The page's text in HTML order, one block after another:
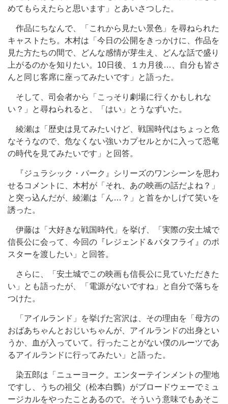
めてもらえたらと思います」とあいさつした。
作品にちなんで、「これから見たい景色」を尋ねられた
キャストたち。木村は「今日の公開をきっかけに、作品を
見た方たちの間で、どんな感情が芽生え、どんな話で盛り
上がるのかを知りたい。10日後、１カ月後…、自分も皆さ
んと同じ客席に座ってみたいです」と語った。
そして、司会者から「こっそり劇場に行くかもしれな
い？」と尋ねられると、「はい」とうなずいた。
綾瀬は「歴史は見てみたいけど、戦国時代はちょっと危
なそうなので、危なくない強いカプセルとかに入って恐竜
の時代を見てみたいです」と回答。
『ジュラシック・パーク』シリーズのワンシーンを思わ
せるコメントに、木村が「それ、あの映画の話だよね？」
と突っ込んだが、綾瀬は「ん…？」と首をかしげて笑いを
誘った。
伊藤は「大好きな戦国時代」を挙げ、「実際の安土城で
信長公に会って、今回の『レジェンド＆バタフライ』のポ
スターを渡したい」と回答。
さらに、「安土城でこの映画も信長公に見ていただきた
い」とも語ったが、「電源がないですね」と自分で落ちを
つけた。
「アイルランド」を挙げた宮沢は、その理由を「母方の
おばあちゃんとおじいちゃんが、アイルランドの出身とい
うか、血が入っていて。行ったことがない僕のルーツであ
るアイルランドに行ってみたい」と語った。
染五郎は「ニューヨーク。エンターテインメントの聖地
ですし、うちの祖父（松本白鸚）がブロードウェーでミュ
ージカルをやったことあるので。そういう意味でもあそこ